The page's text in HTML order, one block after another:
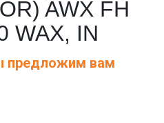
AWX FH
WAX, IN
предложим вам